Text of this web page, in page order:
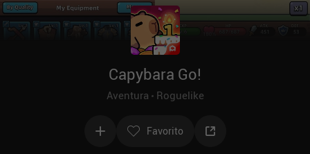
Capybara Go!
Aventura Roguelike
Favorito